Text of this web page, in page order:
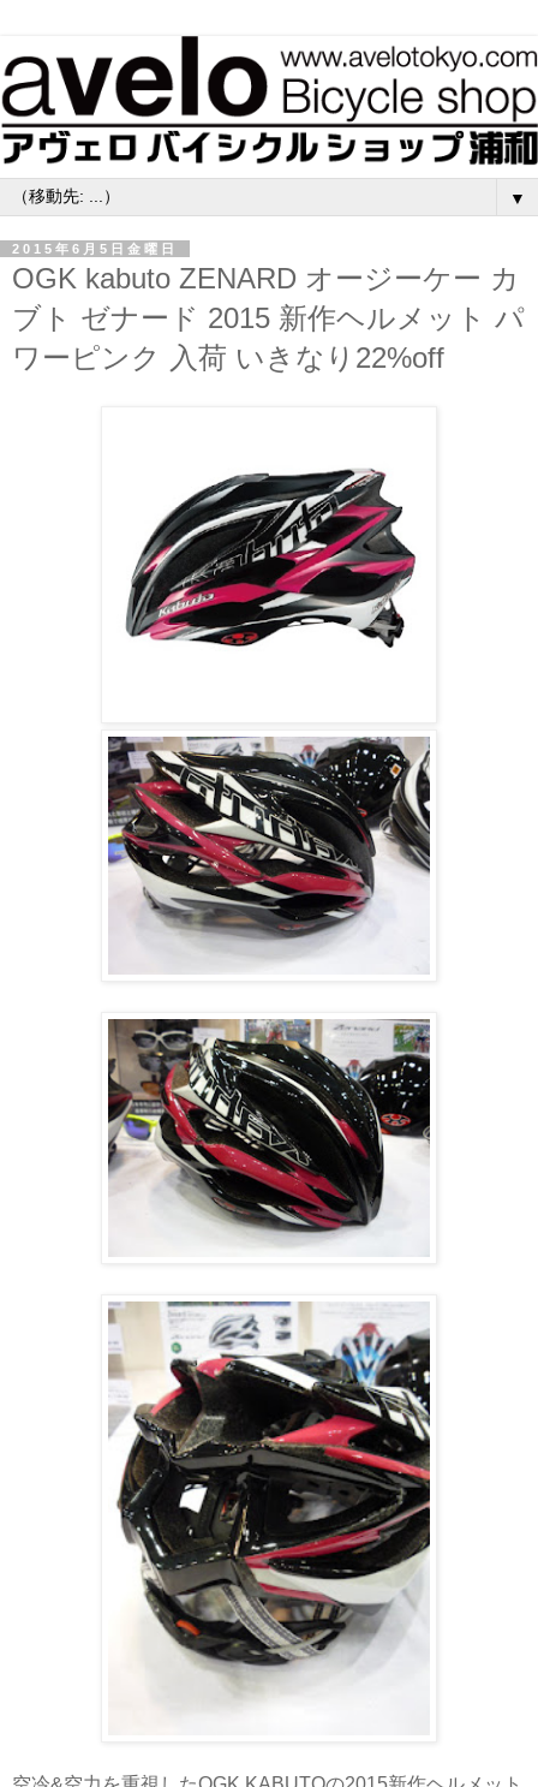
▼
2015年6月5日金曜日
OGK kabuto ZENARD オージーケー カ
ブト ゼナード 2015 新作ヘルメット パ
ワーピンク 入荷 いきなり22%off